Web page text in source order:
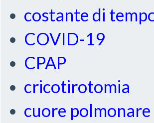
costante di
COVID-19
CPAP
cricotirotomia
cuore polmonare